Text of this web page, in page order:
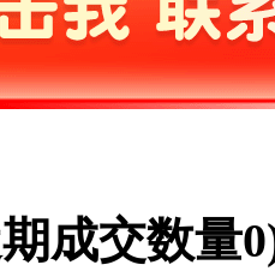
成交数量0